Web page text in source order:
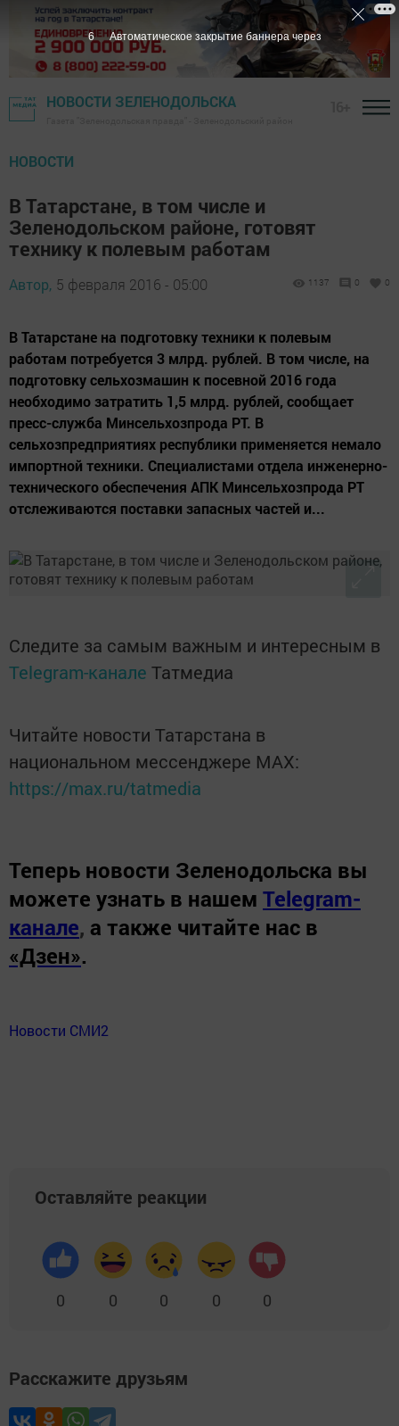
НОВОСТИ ЗЕЛЕНОДОЛЬСКА
НОВОСТИ
В Татарстане, в том числе и
Зеленодольском районе, готовят
технику к полевым работам
Автор, 5 февраля 2016 - 05:00 1137 0 0
В Татарстане на подготовку техники к полевым
работам потребуется 3 млрд. рублей. В том числе, на
подготовку сельхозмашин к посевной 2016 года
необходимо затратить 1,5 млрд. рублей, сообщает
пресс-служба Минсельхозпрода РТ. В
сельхозпредприятиях республики применяется немало
импортной техники. Специалистами отдела инженерно-
технического обеспечения АПК Минсельхозпрода РТ
отслеживаются поставки запасных частей и...
Следите за самым важным и интересным в
Telegram-канале Татмедиа
Читайте новости Татарстана в
национальном мессенджере MАХ:
https://max.ru/tatmedia
Теперь новости Зеленодольска вы
можете узнать в нашем Telegram-
канале, а также читайте нас в
«Дзен».
Новости СМИ2
Оставляйте реакции
0 0 0 0 0
Расскажите друзьям
5 Автоматическое закрытие баннера через